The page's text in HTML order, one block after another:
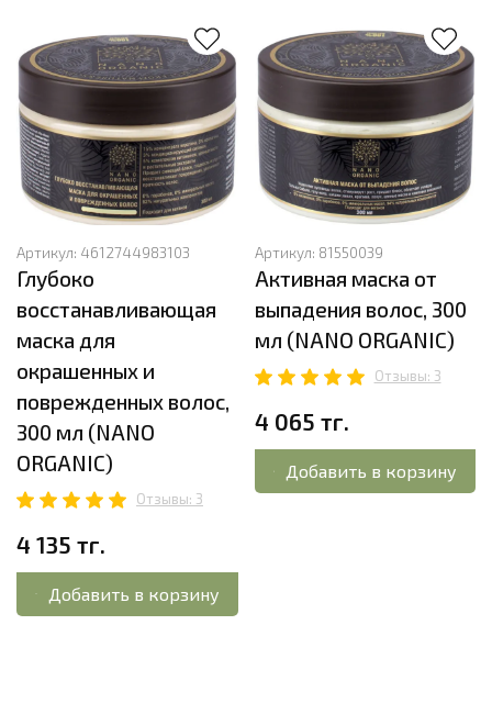
Артикул: 4612744983103
Глубоко
восстанавливающая
маска для
окрашенных и
поврежденных волос,
300 мл (NANO
ORGANIC)
Отзывы: 3
4 135 тг.
Добавить в корзину
Артикул: 81550039
Активная маска от
выпадения волос, 300
мл (NANO ORGANIC)
Отзывы: 3
4 065 тг.
Добавить в корзину